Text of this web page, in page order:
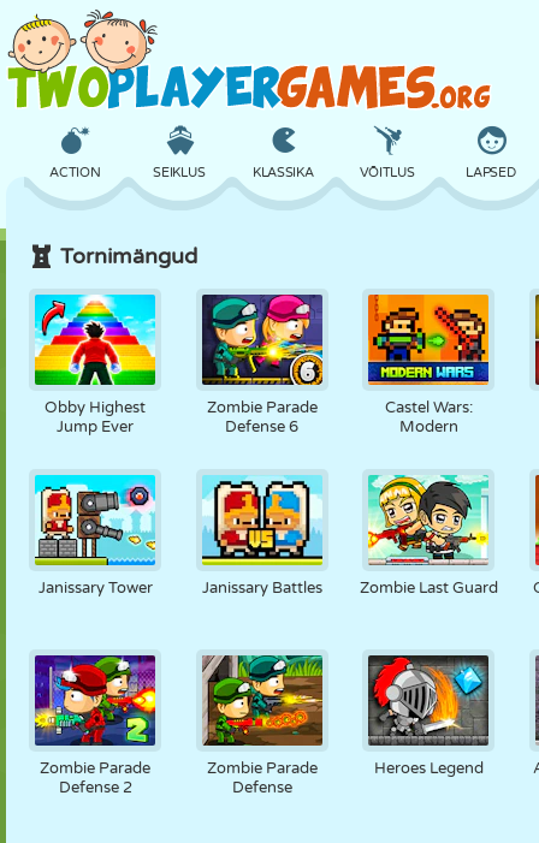
ACTION SEIKLUS KLASSIKA VÕITLUS LAPSED
LOSS CRAZY KAITSE DINOSAURUS
TÜDRUK HÜPPAMINE MATEMAATIKA LABÜRINT
NUKK REAKTSIOON RETRO ROBOT
STRATEEGIA TANK TENNIS
TRIPS-TRAPS-
TRULL
Tornimängud
Obby Highest
Jump Ever
Zombie Parade
Defense 6
Castel Wars:
Modern
Janissary Tower Janissary Battles Zombie Last Guard
Zombie Parade
Defense 2
Zombie Parade
Defense
Heroes Legend